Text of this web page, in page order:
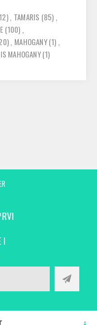
, TAMARIS (85) ,
(100) ,
, MAHOGANY(1) ,
MAHOGANY(1)
I